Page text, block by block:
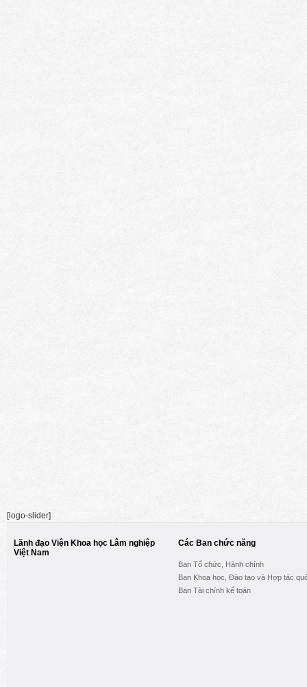
[logo-slider]
Lãnh đạo Viện Khoa học Lâm nghiệp
Việt Nam
Các Ban chức năng
Ban Tổ chức, Hành chính
Ban Khoa học, Đào tạo và Hợp tác
Ban Tài chính kế toán